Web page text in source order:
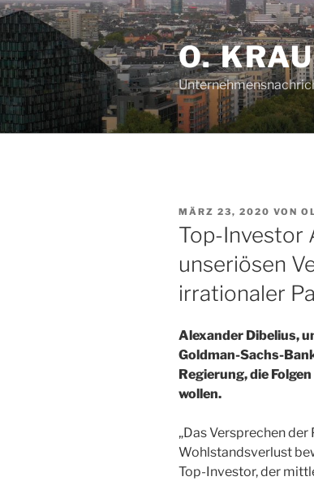
Zum
Inhalt
springen
O.
VERÖFFENTLICHT
AM
MÄRZ 23, 2020 VON
Top-Investor
unseriösen
irrationaler
Alexander Dibelius,
Goldman-Sachs-
Regierung, die
wollen.
„Das Versprechen
Wohlstandsverlust
Top-Investor, der